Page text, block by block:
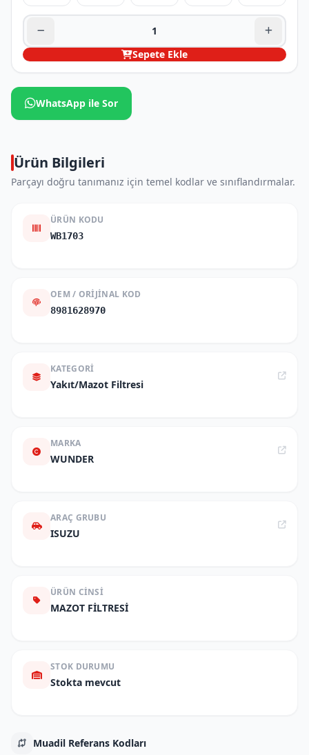
Sepete Ekle
WhatsApp ile Sor
Ürün Bilgileri
Parçayı doğru tanımanız için temel kodlar ve sınıflandırmalar.
ÜRÜN KODU
WB1703
OEM / ORIJINAL KOD
8981628970
KATEGORI
Yakıt/Mazot Filtresi
MARKA
WUNDER
ARAÇ GRUBU
ISUZU
ÜRÜN CINSI
MAZOT FİLTRESİ
STOK DURUMU
Stokta mevcut
Muadil Referans Kodları